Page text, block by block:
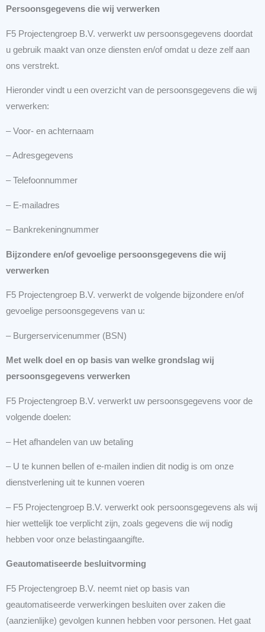
Persoonsgegevens die wij verwerken
F5 Projectengroep B.V. verwerkt uw persoonsgegevens doordat
u gebruik maakt van onze diensten en/of omdat u deze zelf aan
ons verstrekt.
Hieronder vindt u een overzicht van de persoonsgegevens die wij
verwerken:
– Voor- en achternaam
– Adresgegevens
– Telefoonnummer
– E-mailadres
– Bankrekeningnummer
Bijzondere en/of gevoelige persoonsgegevens die wij
verwerken
F5 Projectengroep B.V. verwerkt de volgende bijzondere en/of
gevoelige persoonsgegevens van u:
– Burgerservicenummer (BSN)
Met welk doel en op basis van welke grondslag wij
persoonsgegevens verwerken
F5 Projectengroep B.V. verwerkt uw persoonsgegevens voor de
volgende doelen:
– Het afhandelen van uw betaling
– U te kunnen bellen of e-mailen indien dit nodig is om onze
dienstverlening uit te kunnen voeren
– F5 Projectengroep B.V. verwerkt ook persoonsgegevens als wij
hier wettelijk toe verplicht zijn, zoals gegevens die wij nodig
hebben voor onze belastingaangifte.
Geautomatiseerde besluitvorming
F5 Projectengroep B.V. neemt niet op basis van
geautomatiseerde verwerkingen besluiten over zaken die
(aanzienlijke) gevolgen kunnen hebben voor personen. Het gaat